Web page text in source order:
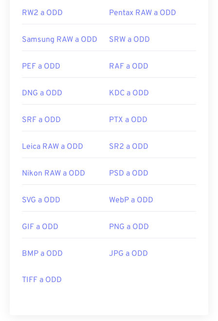
RW2 a ODD Pentax RAW a ODD
Samsung RAW a ODD SRW a ODD
PEF a ODD RAF a ODD
DNG a ODD KDC a ODD
SRF a ODD PTX a ODD
Leica RAW a ODD SR2 a ODD
Nikon RAW a ODD PSD a ODD
SVG a ODD WebP a ODD
GIF a ODD PNG a ODD
BMP a ODD JPG a ODD
TIFF a ODD